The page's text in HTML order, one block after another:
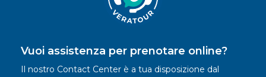
Vuoi assistenza per prenotare online?
Il nostro Contact Center è a tua disposizione dal